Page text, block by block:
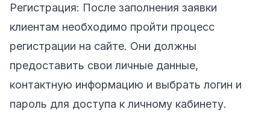
Регистрация: После заполнения заявки
клиентам необходимо пройти процесс
регистрации на сайте. Они должны
предоставить свои личные данные,
контактную информацию и выбрать логин и
пароль для доступа к личному кабинету.